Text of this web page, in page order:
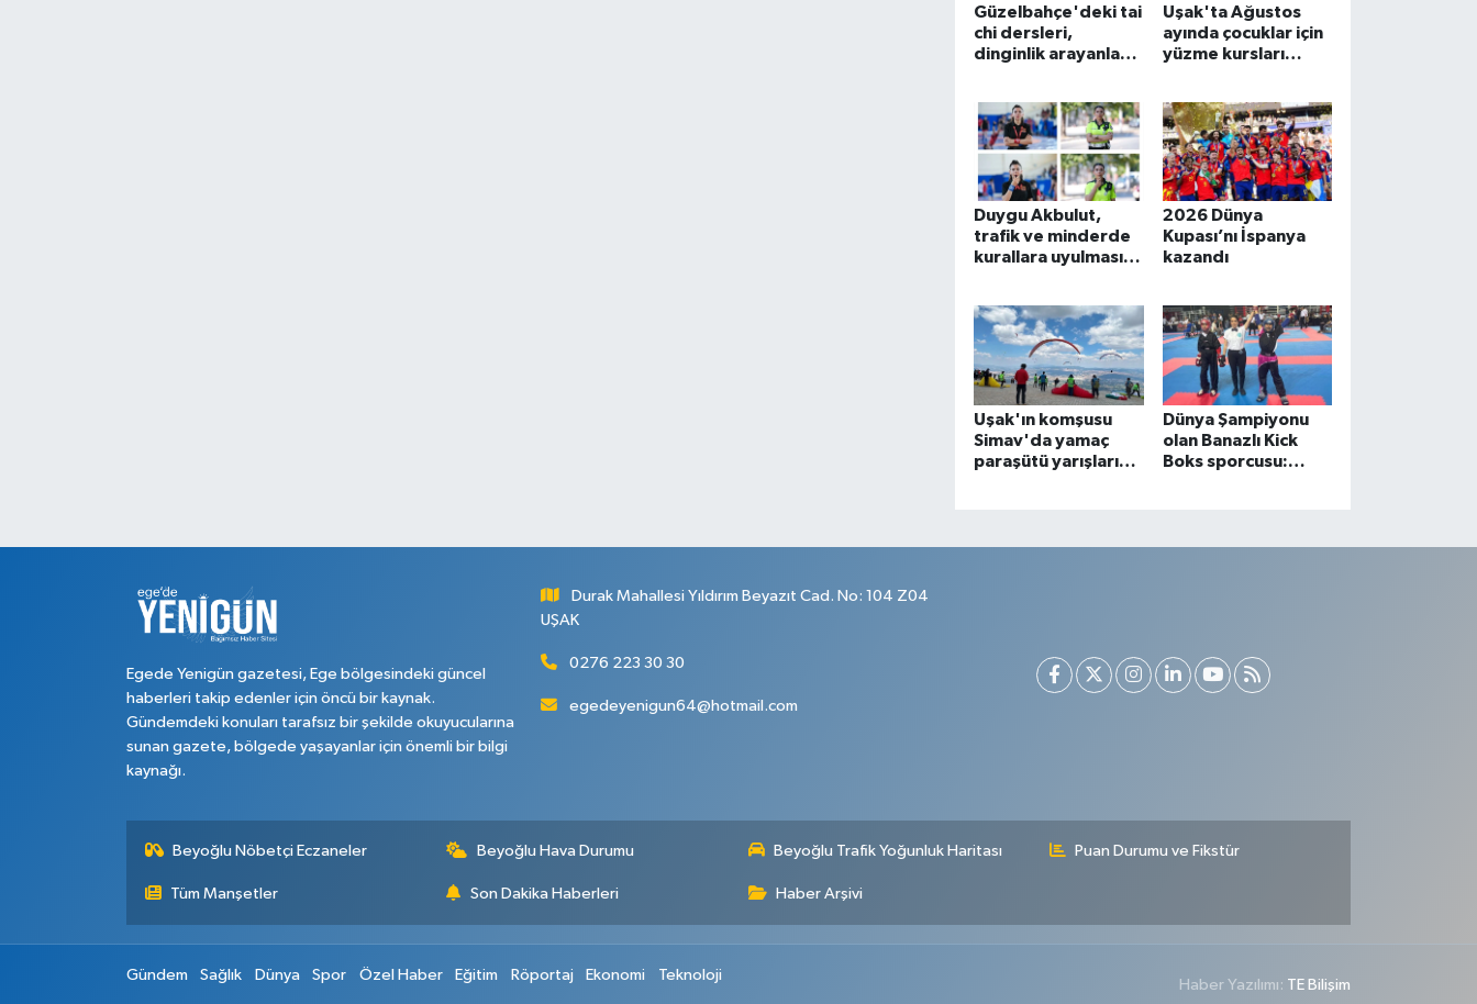
Güzelbahçe'deki tai
chi dersleri,
dinginlik arayanları
Uşak'ta Ağustos
ayında çocuklar için
yüzme kursları
Duygu Akbulut,
trafik ve minderde
kurallara uyulması
2026 Dünya
Kupası’nı İspanya
kazandı
Uşak'ın komşusu
Simav'da yamaç
paraşütü yarışları
Dünya Şampiyonu
olan Banazlı Kick
Boks sporcusu:
edeceğim
Egede Yenigün gazetesi, Ege bölgesindeki güncel
haberleri takip edenler için öncü bir kaynak.
Gündemdeki konuları tarafsız bir şekilde okuyucularına
sunan gazete, bölgede yaşayanlar için önemli bir bilgi
kaynağı.
Durak Mahallesi Yıldırım Beyazıt Cad. No: 104 Z04
UŞAK
0276 223 30 30
egedeyenigun64@hotmail.com
Beyoğlu Nöbetçi Eczaneler Beyoğlu Hava Durumu Beyoğlu Trafik Yoğunluk Haritası Puan Durumu ve Fikstür
Tüm Manşetler Son Dakika Haberleri Haber Arşivi
Gündem Sağlık Dünya Spor Özel Haber Eğitim Röportaj Ekonomi Teknoloji
Haber Yazılımı: TE Bilişim